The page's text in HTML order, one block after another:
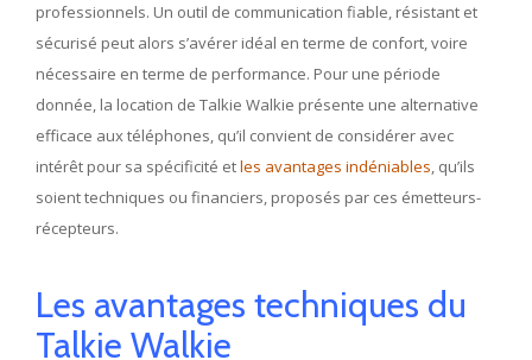
professionnels. Un outil de communication fiable, résistant et
sécurisé peut alors s’avérer idéal en terme de confort, voire
nécessaire en terme de performance. Pour une période
donnée, la location de Talkie Walkie présente une alternative
efficace aux téléphones, qu’il convient de considérer avec
intérêt pour sa spécificité etles avantages indéniables, qu’ils
soient techniques ou financiers, proposés par ces émetteurs-
récepteurs.
Les avantages techniques du
Talkie Walkie